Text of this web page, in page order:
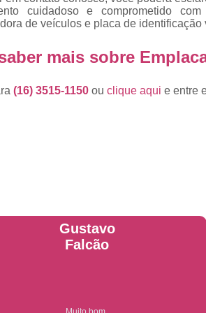
cuidadoso e comprometido
de veículos e placa de
mais sobre
(16) 3515-1150 ou clique aqui e entre
Anderson
Garcia